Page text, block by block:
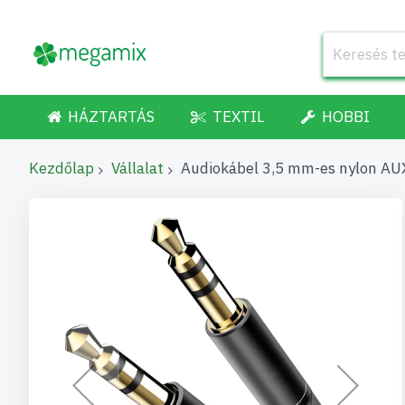
HÁZTARTÁS TEXTIL HOBBI
Kezdőlap Vállalat Audiokábel 3,5 mm-es nylon